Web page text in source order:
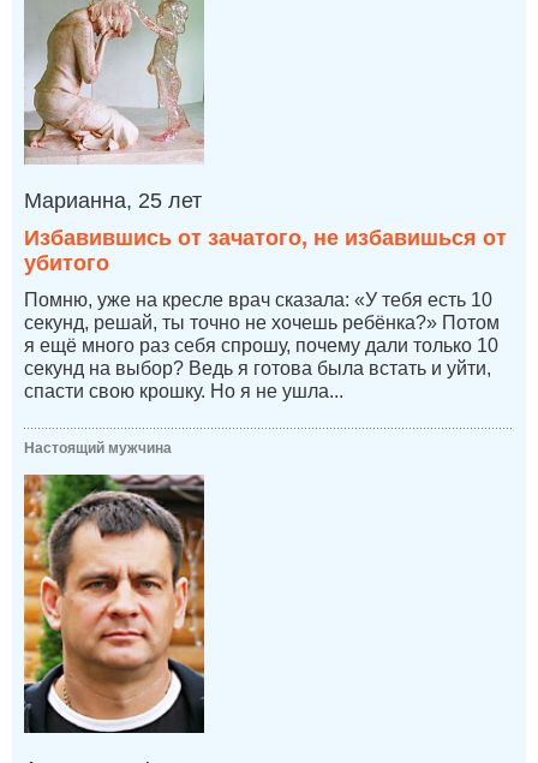
Марианна, 25 лет
Избавившись от зачатого, не избавишься от
убитого
Помню, уже на кресле врач сказала: «У тебя есть 10
секунд, решай, ты точно не хочешь ребёнка?» Потом
я ещё много раз себя спрошу, почему дали только 10
секунд на выбор? Ведь я готова была встать и уйти,
спасти свою крошку. Но я не ушла...
Настоящий мужчина